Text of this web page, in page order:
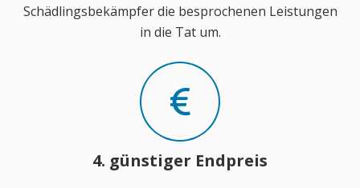
Schädlingsbekämpfer die besprochenen Leistungen
in die Tat um.
4. günstiger Endpreis